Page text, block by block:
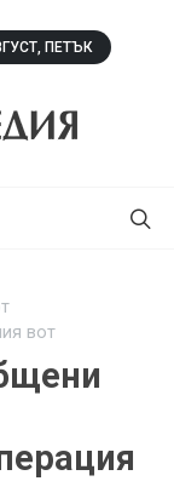
ПЕТЪК
вот